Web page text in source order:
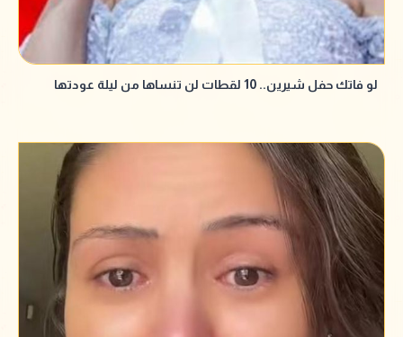
لو فاتك حفل شيرين.. 10 لقطات لن تنساها من ليلة عودتها